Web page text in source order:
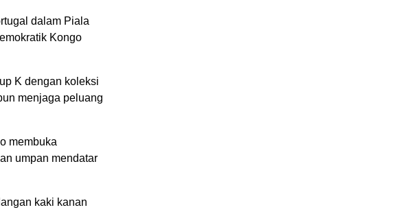
dalam Piala
Kongo
K dengan koleksi
menjaga peluang
membuka
umpan mendatar
kaki kanan